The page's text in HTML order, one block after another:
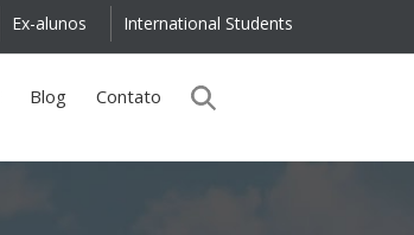
International Students
Ex-alunos
Blog Contato